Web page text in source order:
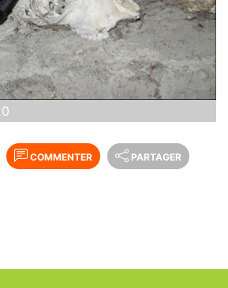
COMMENTER PARTAGER